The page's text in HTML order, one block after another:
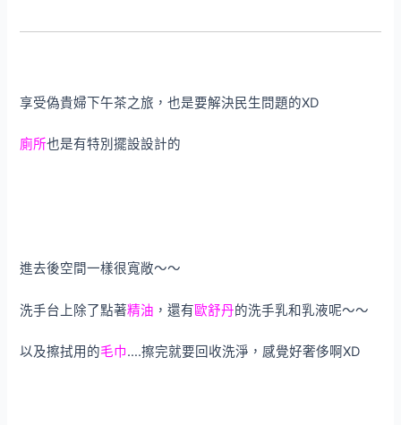
享受偽貴婦下午茶之旅，也是要解決民生問題的XD
廁所也是有特別擺設設計的
進去後空間一樣很寬敞～～
洗手台上除了點著精油 ，還有歐舒丹的洗手乳和乳液呢～～
以及擦拭用的毛巾….擦完就要回收洗淨，感覺好奢侈啊XD